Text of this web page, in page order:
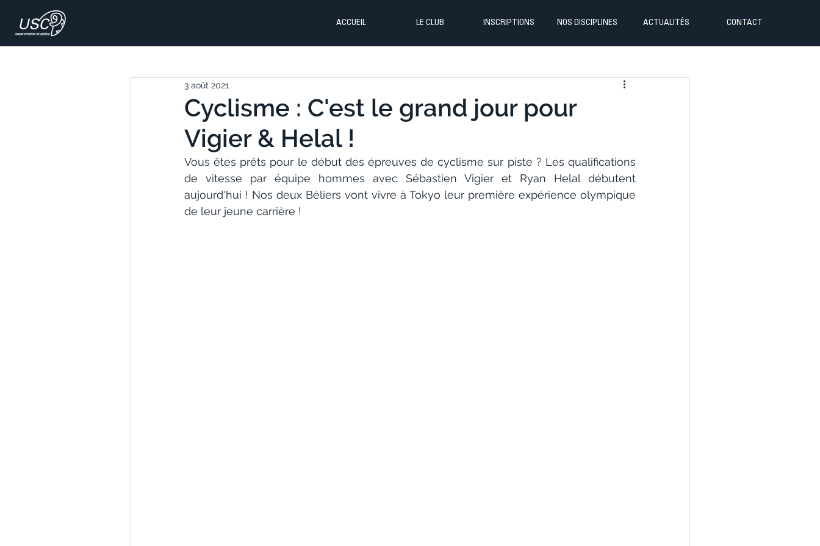
ACCUEIL LE CLUB INSCRIPTIONS NOS DISCIPLINES ACTUALITÉS CONTACT
Cyclisme : C'est le grand jour pour
Vigier & Helal !
3 août 2021
Vous êtes prêts pour le début des épreuves de cyclisme sur piste ? Les qualifications
de vitesse par équipe hommes avec Sébastien Vigier et Ryan Helal débutent
aujourd'hui ! Nos deux Béliers vont vivre à Tokyo leur première expérience olympique
de leur jeune carrière !